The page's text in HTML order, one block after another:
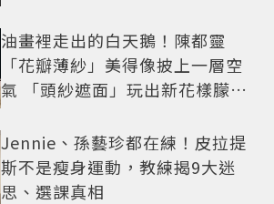
油畫裡走出的白天鵝！陳都靈
「花瓣薄紗」美得像披上一層空
氣 「頭紗遮面」玩出新花樣朦朧
Jennie、孫藝珍都在練！皮拉提
斯不是瘦身運動，教練揭9大迷
思、選課真相